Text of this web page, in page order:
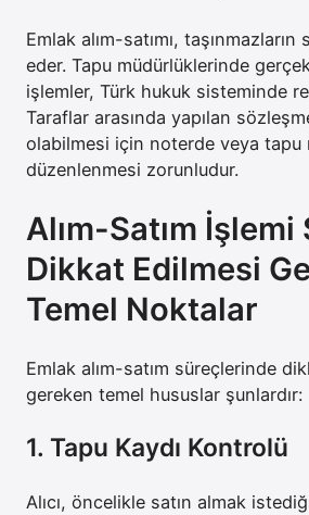
Emlak alım-satımı,
eder. Tapu müdürlüklerinde
işlemler, Türk hukuk sisteminde
Taraflar arasında yapılan
olabilmesi için noterde veya tapu
düzenlenmesi zorunludur.
Alım-Satım İşlemi
Dikkat Edilmesi
Temel Noktalar
Emlak alım-satım süreçlerinde
gereken temel hususlar şunlardır:
1. Tapu Kaydı Kontrolü
Alıcı, öncelikle satın almak